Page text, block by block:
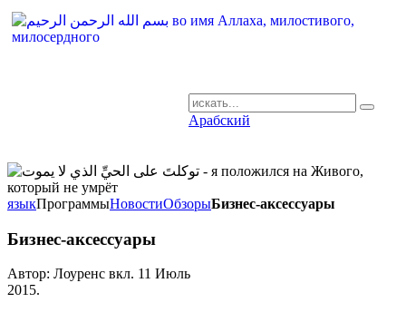
Арабский
языкПрограммыНовостиОбзорыБизнес-аксессуары
Бизнес-аксессуары
Автор: Лоуренс вкл. 11 Июль
2015.